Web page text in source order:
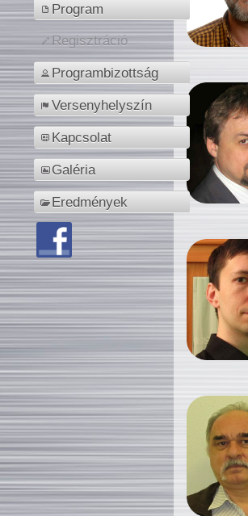
Program
Regisztráció
Programbizottság
Versenyhelyszín
Kapcsolat
Galéria
Eredmények